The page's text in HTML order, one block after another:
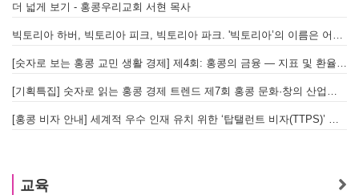
더 넓게 보기 - 홍콩우리교회 서현 목사
빅토리아 하버, 빅토리아 피크, 빅토리아 파크. '빅토리아’의 이름은 어떻게 온 걸까? - [이승권 원장의 생활칼럼]
[숫자로 보는 홍콩 교민 생활 경제] 제4회: 홍콩의 금융 — 지표 및 환율, MPF 운영 현황
[기획특집] 숫자로 읽는 홍콩 경제 트렌드 제7회 홍콩 문화·창의 산업의 구조와 분야별 동향
[홍콩 비자 안내] 세계적 우수 인재 유치 위한 ‘탑탤런트 비자(TTPS)’ 주요 요건
교육